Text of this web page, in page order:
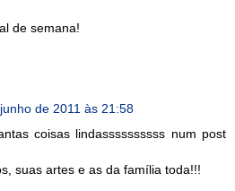
de semana!
de 2011 às 21:58
coisas lindassssssssss num post
suas artes e as da família toda!!!